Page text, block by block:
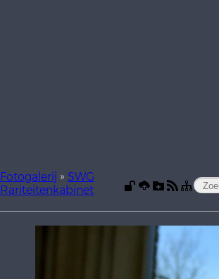
Fotogalerij » SWG
Rariteitenkabinet